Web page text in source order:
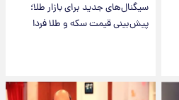
سیگنال‌های جدید برای بازار طلا؛
پیش‌بینی قیمت سکه و طلا فردا